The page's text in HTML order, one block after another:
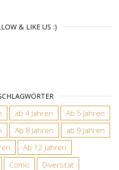
& LIKE US :)
ab 4 Jahren
Ab 5 Jahren
Ab 8 Jahren
ab 9 Jahren
Ab 12 Jahren
Comic
Diversität